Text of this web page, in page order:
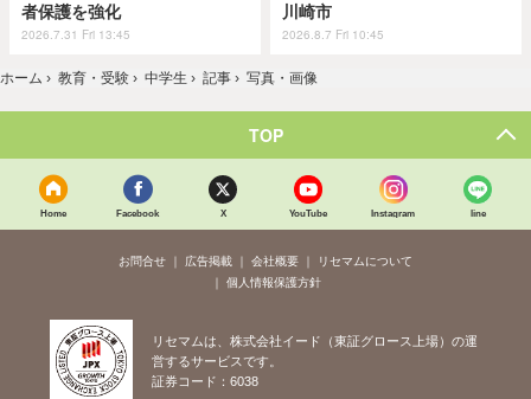
者保護を強化
2026.7.31 Fri 13:45
川崎市
2026.8.7 Fri 10:45
ホーム › 教育・受験 › 中学生 › 記事 › 写真・画像
TOP
Home Facebook X YouTube Instagram line
お問合せ 広告掲載 会社概要
リセマムについて
個人情報保護方針
リセマムは、株式会社イード（東証グロース上場）の運
営するサービスです。
証券コード：6038